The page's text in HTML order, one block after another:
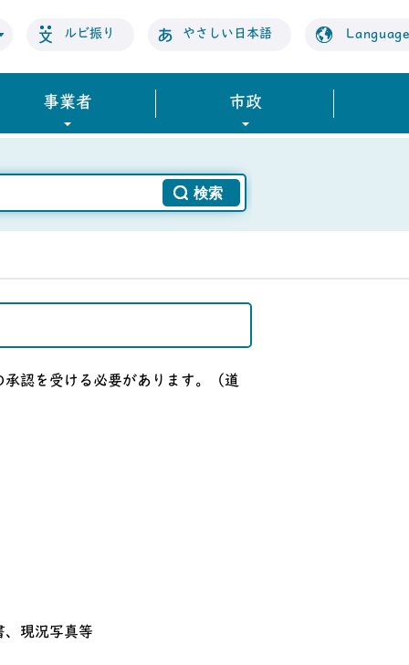
ルビ振り やさしい日本語 Language
事業者 市政
認を受ける必要があります。（道
、現況写真等